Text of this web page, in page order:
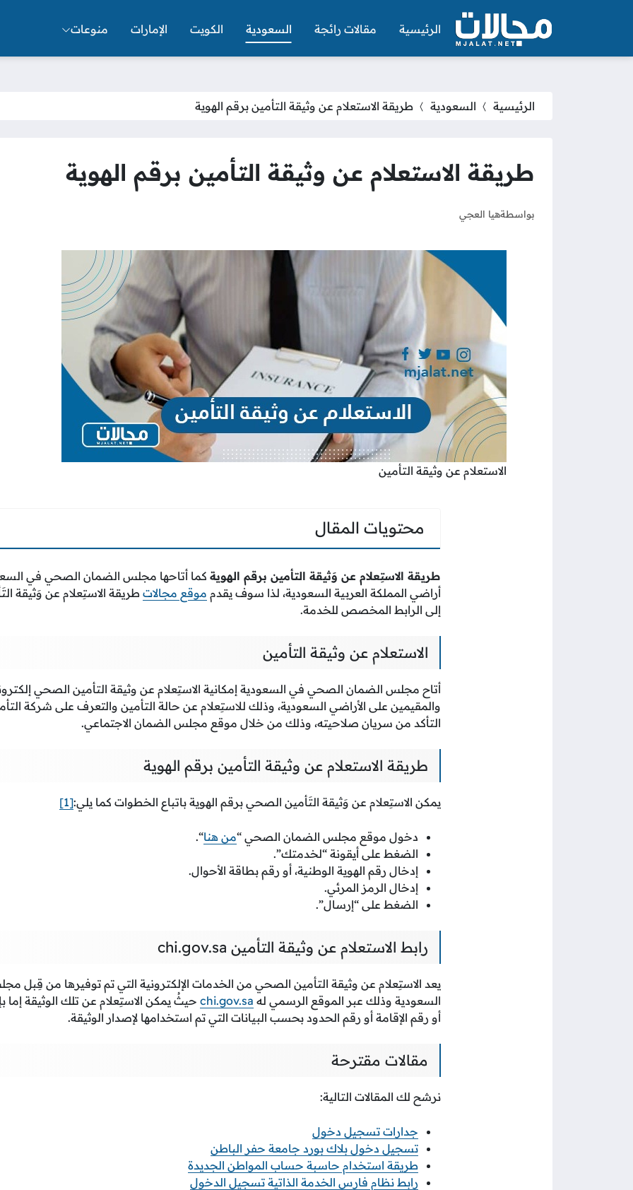
الرئيسية مقالات رائجة السعودية الكويت الإمارات منوعات
الرئيسية السعودية طريقة الاستعلام عن وثيقة التأمين برقم الهوية
طريقة الاستعلام عن وثيقة التأمين برقم الهوية
بواسطةهيا العجي
الاستعلام عن وثيقة التأمين
محتويات المقال
طريقة الاستِعلام عن وَثيقة التأمين برقم الهوية كما أتاحها مجلس الضمان الصحي في
أراضي المملكة العربية السعودية، لذا سوف يقدم موقع مجالات طريقة الاستِعلام عن وَثيقة
إلى الرابط المخصص للخدمة.
الاستعلام عن وثيقة التأمين
أتاح مجلس الضمان الصحي في السعودية إمكانية الاستِعلام عن وثيقة التأمين الصحي
والمقيمين على الأراضي السعودية، وذلك للاستِعلام عن حالة التأمين والتعرف على شركة
التأكد من سريان صلاحيته، وذلك من خلال موقع مجلس الضمان الاجتماعي.
طريقة الاستعلام عن وثيقة التأمين برقم الهوية
يمكن الاستِعلام عن وَثيقة التَأمين الصحي برقم الهوية باتباع الخطوات كما يلي:[1]
دخول موقع مجلس الضمان الصحي “من هنا“.
الضغط على أيقونة “لخدمتك”.
إدخال رقم الهوية الوطنية، أو رقم بطاقة الأحوال.
إدخال الرمز المرئي.
الضغط على “إرسال”.
رابط الاستعلام عن وثيقة التأمين chi.gov.sa
يعد الاستِعلام عن وثيقة التأمين الصحي من الخدمات الإلكترونية التي تم توفيرها من
السعودية وذلك عبر الموقع الرسمي له chi.gov.sa حيثُ يمكن الاستِعلام عن تلك الوثيقة إما
أو رقم الإقامة أو رقم الحدود بحسب البيانات التي تم استخدامها لإصدار الوثيقة.
مقالات مقترحة
نرشح لك المقالات التالية:
جدارات تسجيل دخول
تسجيل دخول بلاك بورد جامعة حفر الباطن
طريقة استخدام حاسبة حساب المواطن الجديدة
رابط نظام فارس الخدمة الذاتية تسجيل الدخول